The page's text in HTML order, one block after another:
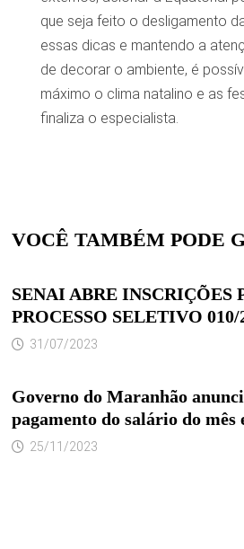
que seja feito o desligamento
essas dicas e mantendo a
de decorar o ambiente, é
máximo o clima natalino e as
finaliza o especialista.
VOCÊ TAMBÉM PODE
SENAI ABRE INSCRIÇÕES
PROCESSO SELETIVO 010/
31/07/2023
Governo do Maranhão
pagamento do salário do
25/11/2023